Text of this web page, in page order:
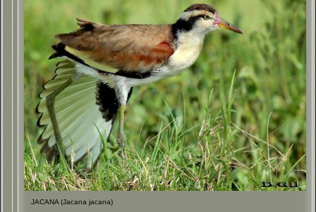
JACANA (Jacana jacana)